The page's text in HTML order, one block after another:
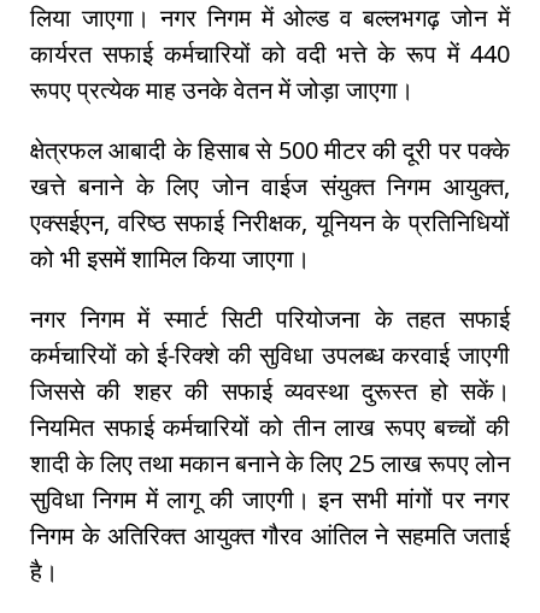
लिया जाएगा। नगर निगम में ओल्ड व बल्लभगढ़ जोन में
कार्यरत सफाई कर्मचारियों को वदी भत्ते के रूप में 440
रूपए प्रत्येक माह उनके वेतन में जोड़ा जाएगा।
क्षेत्रफल आबादी के हिसाब से 500 मीटर की दूरी पर पक्के
खत्ते बनाने के लिए जोन वाईज संयुक्त निगम आयुक्त,
एक्सईएन, वरिष्ठ सफाई निरीक्षक, यूनियन के प्रतिनिधियों
को भी इसमें शामिल किया जाएगा।
नगर निगम में स्मार्ट सिटी परियोजना के तहत सफाई
कर्मचारियों को ई-रिक्शे की सुविधा उपलब्ध करवाई जाएगी
जिससे की शहर की सफाई व्यवस्था दुरूस्त हो सकें।
नियमित सफाई कर्मचारियों को तीन लाख रूपए बच्चों की
शादी के लिए तथा मकान बनाने के लिए 25 लाख रूपए लोन
सुविधा निगम में लागू की जाएगी। इन सभी मांगों पर नगर
निगम के अतिरिक्त आयुक्त गौरव आंतिल ने सहमति जताई
है।